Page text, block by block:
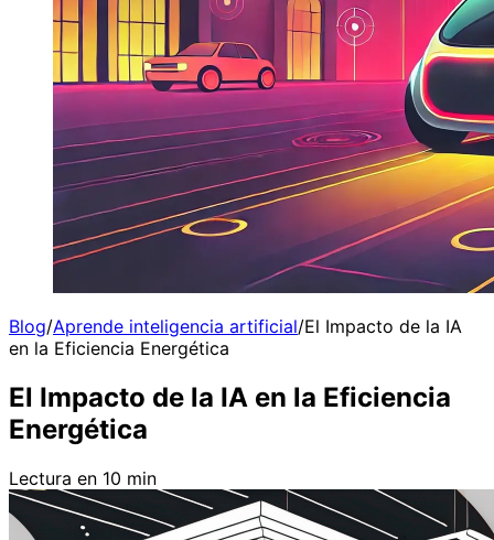
Blog/Aprende inteligencia artificial/El Impacto de la IA
en la Eficiencia Energética
El Impacto de la IA en la Eficiencia
Energética
Lectura en 10 min